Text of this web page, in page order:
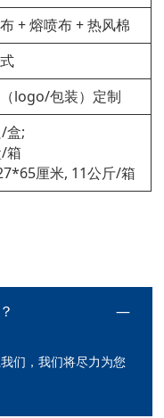
+ 熔喷布 + 热风棉
logo/包装）定制
盒;
箱
厘米, 11公斤/箱
们，我们将尽力为您